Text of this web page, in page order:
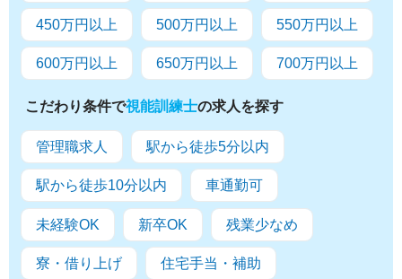
450万円以上 500万円以上 550万円以上
600万円以上 650万円以上 700万円以上
こだわり条件で視能訓練士の求人を探す
管理職求人 駅から徒歩5分以内
駅から徒歩10分以内 車通勤可
未経験OK 新卒OK 残業少なめ
寮・借り上げ 住宅手当・補助